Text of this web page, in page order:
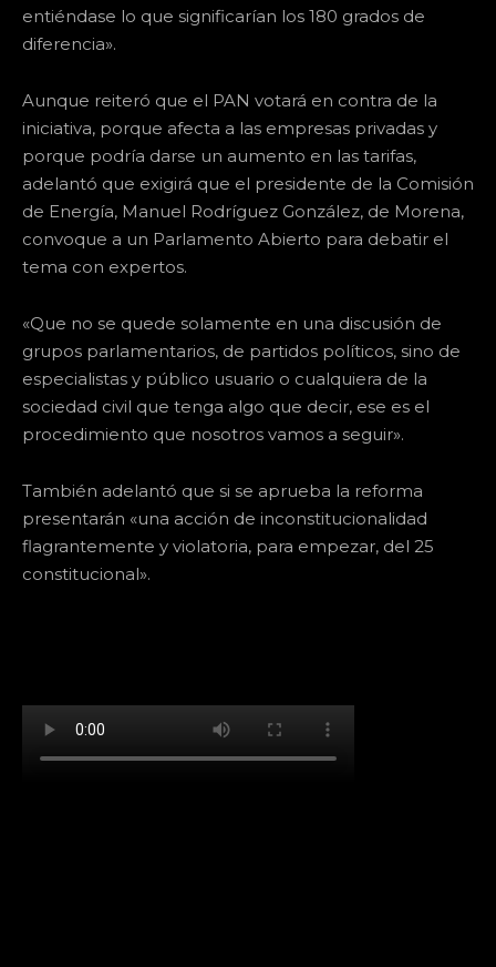
entiéndase lo que significarían los 180 grados de
diferencia».
Aunque reiteró que el PAN votará en contra de la
iniciativa, porque afecta a las empresas privadas y
porque podría darse un aumento en las tarifas,
adelantó que exigirá que el presidente de la Comisión
de Energía, Manuel Rodríguez González, de Morena,
convoque a un Parlamento Abierto para debatir el
tema con expertos.
«Que no se quede solamente en una discusión de
grupos parlamentarios, de partidos políticos, sino de
especialistas y público usuario o cualquiera de la
sociedad civil que tenga algo que decir, ese es el
procedimiento que nosotros vamos a seguir».
También adelantó que si se aprueba la reforma
presentarán «una acción de inconstitucionalidad
flagrantemente y violatoria, para empezar, del 25
constitucional».